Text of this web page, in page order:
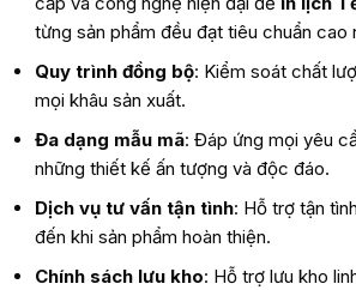
từng sản phẩm đều đạt tiêu chuẩn cao
Quy trình đồng bộ: Kiểm soát chất
mọi khâu sản xuất.
Đa dạng mẫu mã: Đáp ứng mọi yêu
những thiết kế ấn tượng và độc đáo.
Dịch vụ tư vấn tận tình: Hỗ trợ tận
đến khi sản phẩm hoàn thiện.
Chính sách lưu kho: Hỗ trợ lưu kho